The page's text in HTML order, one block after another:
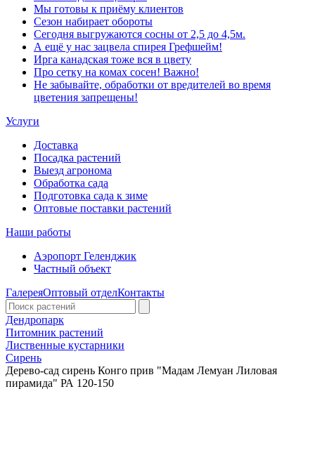
Мы готовы к приёму клиентов
Сезон набирает обороты
Сегодня выгружаются сосны от 2,5 до 4,5м.
А ещё у нас зацвела спирея Грефшейм!
Ирга канадская тоже вся в цвету
Про сетку на комах сосен! Важно!
Не забывайте, обработки от вредителей во время
цветения запрещены!
Услуги
Доставка
Посадка растений
Выезд агронома
Обработка сада
Подготовка сада к зиме
Оптовые поставки растений
Наши работы
Аэропорт Геленджик
Частный объект
ГалереяОптовый отделКонтакты
Дендропарк
Питомник растений
Лиственные кустарники
Сирень
Дерево-сад сирень Конго прив "Мадам Лемуан Лиловая
пирамида" РА 120-150